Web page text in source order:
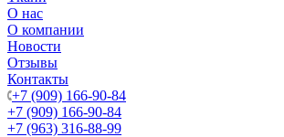
О нас
О компании
Новости
Отзывы
Контакты
+7 (909) 166-90-84
+7 (909) 166-90-84
+7 (963) 316-88-99